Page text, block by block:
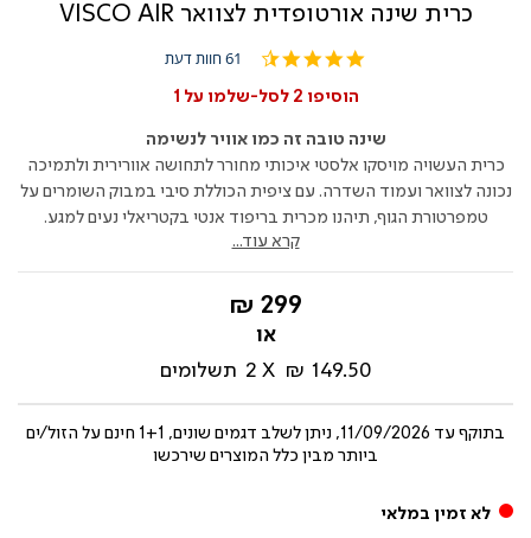
כרית שינה אורטופדית לצוואר VISCO AIR
4.6
rating
61 חוות דעת
הוסיפו 2 לסל-שלמו על 1
שינה טובה זה כמו אוויר לנשימה
כרית העשויה מויסקו אלסטי איכותי מחורר לתחושה אוורירית ולתמיכה
נכונה לצוואר ועמוד השדרה. עם ציפית הכוללת סיבי במבוק השומרים על
טמפרטורת הגוף, תיהנו מכרית בריפוד אנטי בקטריאלי נעים למגע.
קרא עוד...
החל
מ-
299 ₪
149.50 ₪
2 תשלומים
בתוקף עד
11/09/2026, ניתן לשלב דגמים שונים, 1+1 חינם על הזול/ים
ביותר מבין כלל המוצרים שירכשו
לא זמין במלאי